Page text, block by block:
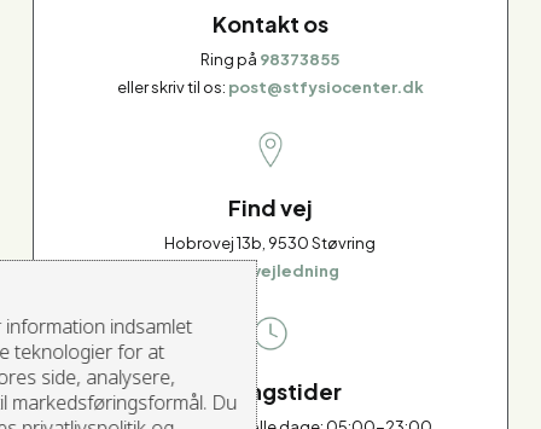
Kontakt os
Ring på 98373855
eller skriv til os: post@stfysiocenter.dk
Find vej
Hobrovej 13b, 9530 Støvring
Rutevejledning
Åbningstider
indsamlet
teknologier for at
side, analysere,
markedsføringsformål. Du